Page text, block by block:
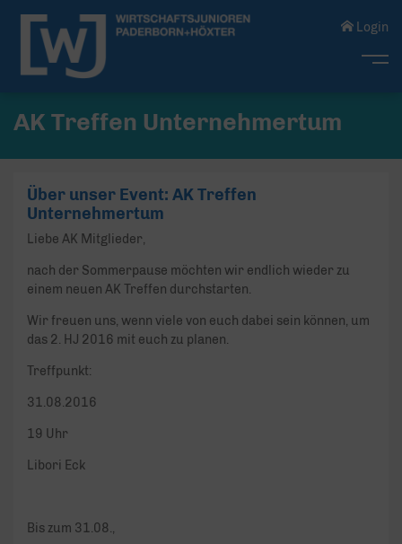
Login
AK Treffen Unternehmertum
Über unser Event: AK Treffen
Unternehmertum
Liebe AK Mitglieder,
nach der Sommerpause möchten wir endlich wieder zu
einem neuen AK Treffen durchstarten.
Wir freuen uns, wenn viele von euch dabei sein können, um
das 2. HJ 2016 mit euch zu planen.
Treffpunkt:
31.08.2016
19 Uhr
Libori Eck
Bis zum 31.08.,